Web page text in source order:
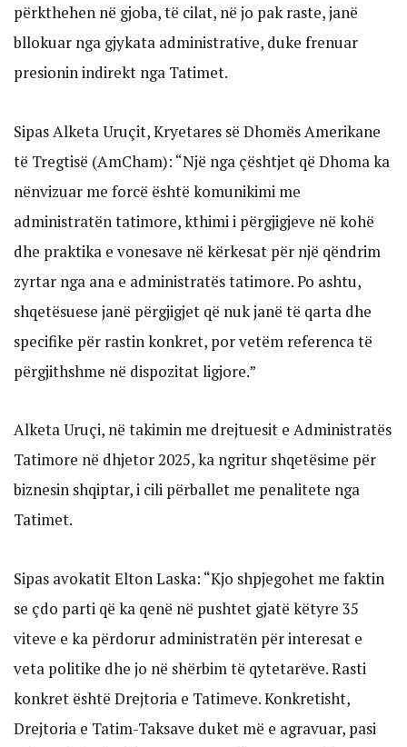
përkthehen në gjoba, të cilat, në jo pak raste, janë
bllokuar nga gjykata administrative, duke frenuar
presionin indirekt nga Tatimet.
Sipas Alketa Uruçit, Kryetares së Dhomës Amerikane
të Tregtisë (AmCham): “Një nga çështjet që Dhoma ka
nënvizuar me forcë është komunikimi me
administratën tatimore, kthimi i përgjigjeve në kohë
dhe praktika e vonesave në kërkesat për një qëndrim
zyrtar nga ana e administratës tatimore. Po ashtu,
shqetësuese janë përgjigjet që nuk janë të qarta dhe
specifike për rastin konkret, por vetëm referenca të
përgjithshme në dispozitat ligjore.”
Alketa Uruçi, në takimin me drejtuesit e Administratës
Tatimore në dhjetor 2025, ka ngritur shqetësime për
biznesin shqiptar, i cili përballet me penalitete nga
Tatimet.
Sipas avokatit Elton Laska: “Kjo shpjegohet me faktin
se çdo parti që ka qenë në pushtet gjatë këtyre 35
viteve e ka përdorur administratën për interesat e
veta politike dhe jo në shërbim të qytetarëve. Rasti
konkret është Drejtoria e Tatimeve. Konkretisht,
Drejtoria e Tatim-Taksave duket më e agravuar, pasi